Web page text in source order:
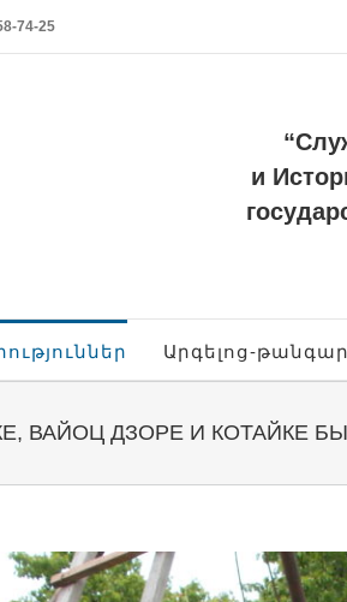
74-25
и
Արգելոց-
ВАЙОЦ ДЗОРЕ И КОТАЙКЕ